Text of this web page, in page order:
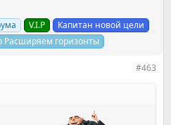
V.I.P
Капитан новой цели
горизонты
#463